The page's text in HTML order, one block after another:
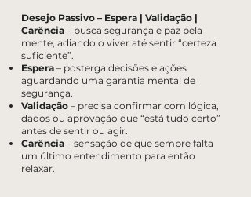
Desejo Passivo – Espera | Validação |
Carência – busca segurança e paz pela
mente, adiando o viver até sentir “certeza
suficiente”.
Espera – posterga decisões e ações
aguardando uma garantia mental de
segurança.
Validação – precisa confirmar com lógica,
dados ou aprovação que “está tudo certo”
antes de sentir ou agir.
Carência – sensação de que sempre falta
um último entendimento para então
relaxar.